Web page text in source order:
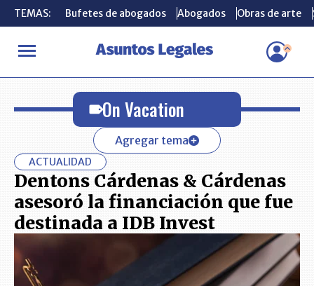
TEMAS: Bufetes de abogados Abogados Obras de arte
INICIO On Vacation
TEMAS: Bufetes de abogados Abogados Obras de arte
On Vacation
Agregar tema
ACTUALIDAD
Dentons Cárdenas & Cárdenas
asesoró la financiación que fue
destinada a IDB Invest